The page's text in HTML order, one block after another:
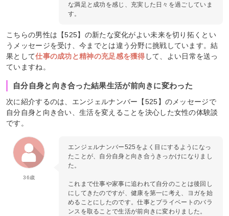
な満足と成功を感じ、充実した日々を過ごしていま
す。
こちらの男性は【525】の新たな変化がよい未来を切り拓くとい
うメッセージを受け、今までとは違う分野に挑戦しています。結
果として仕事の成功と精神の充足感を獲得 して、よい日常を送っ
ていますね。
自分自身と向き合った結果生活が前向きに変わった
次に紹介するのは、エンジェルナンバー【525】のメッセージで
自分自身と向き合い、生活を変えることを決心した女性の体験談
です。
36歳
エンジェルナンバー525をよく目にするようになっ
たことが、自分自身と向き合うきっかけになりまし
た。
これまで仕事や家事に追われて自分のことは後回し
にしてきたのですが、健康を第一に考え、ヨガを始
めることにしたのです。仕事とプライベートのバラ
ンスを取ることで生活が前向きに変わりました。